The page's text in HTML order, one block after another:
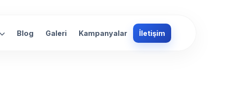
Blog Galeri Kampanyalar İletişim